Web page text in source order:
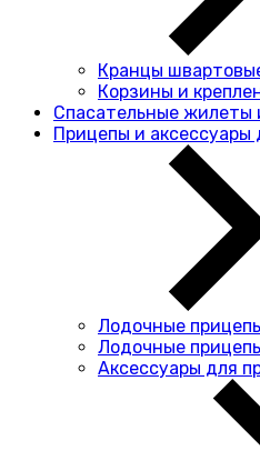
Кранцы
Корзины и
Спасательные жилеты
Прицепы и аксессуары
Лодочные
Лодочные
Аксессуары для